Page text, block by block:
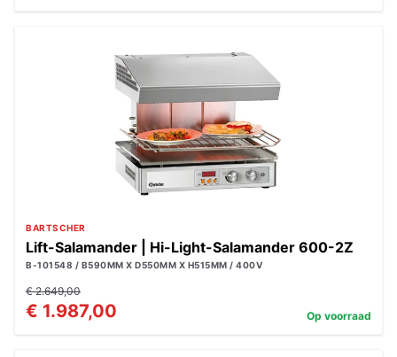
BARTSCHER
Lift-Salamander | Hi-Light-Salamander 600-2Z
B-101548 / B590MM X D550MM X H515MM / 400V
€ 2.649,00
€ 1.987,00 Op voorraad